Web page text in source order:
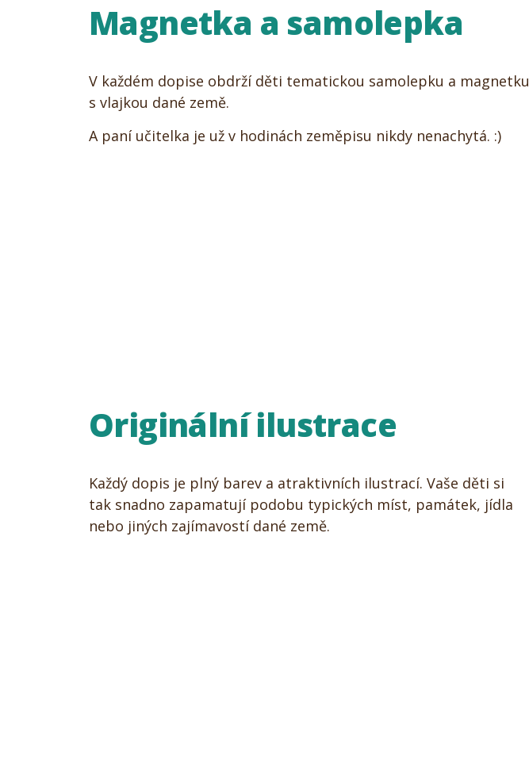
Magnetka a samolepka
V každém dopise obdrží děti tematickou samolepku a magnetku
s vlajkou dané země.
A paní učitelka je už v hodinách zeměpisu nikdy nenachytá. :)
Originální ilustrace
Každý dopis je plný barev a atraktivních ilustrací. Vaše děti si
tak snadno zapamatují podobu typických míst, památek, jídla
nebo jiných zajímavostí dané země.